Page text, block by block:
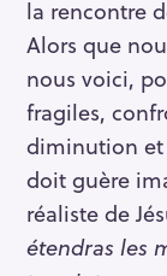
la rencontre
Alors que
nous voici,
fragiles,
diminution et
doit guère
réaliste de
étendras les